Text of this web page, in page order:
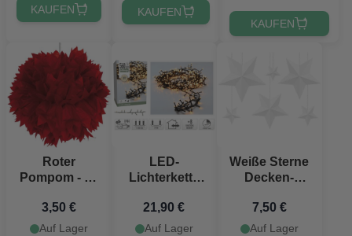
KAUFEN KAUFEN
KAUFEN
Roter
Pompom - 30
3,50 €
Auf Lager
LED-
Lichterkette
LED
warmweiß 11
21,90 €
Auf Lager
Weiße Sterne
Decken-
7,50 €
Auf Lager